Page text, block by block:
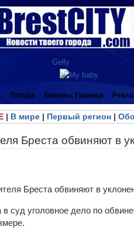
Погода Камеры. Граница
| В мире| Первый регион|
Бреста обвиняют в
суд уголовное дело по